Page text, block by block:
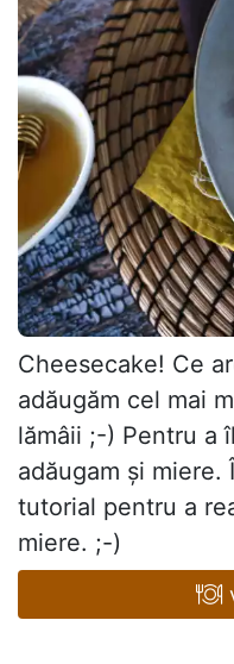
Cheesecake! Ce
adăugăm cel mai
lămâii ;-) Pentru a
adăugam și
tutorial pentru a
miere. ;-)